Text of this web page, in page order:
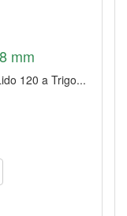
mm
120 a Trigo...